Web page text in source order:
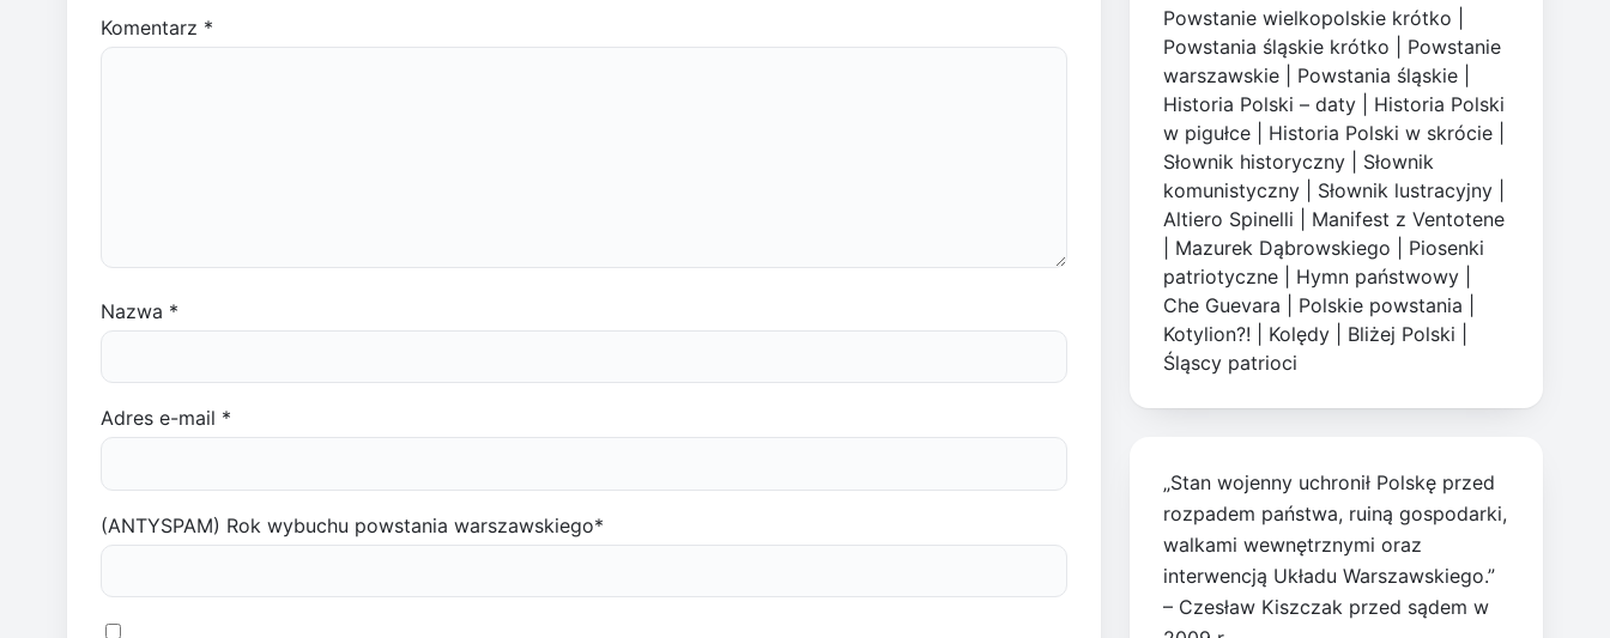
Komentarz *
Nazwa *
Adres e-mail *
(ANTYSPAM) Rok wybuchu powstania warszawskiego*
Powstanie wielkopolskie krótko
Powstania śląskie krótko
Powstanie
warszawskie
Powstania śląskie
Historia Polski – daty
Historia Polski
w pigułce
Historia Polski w skrócie
Słownik historyczny
Słownik
komunistyczny
Słownik lustracyjny
Altiero Spinelli
Manifest z Ventotene
Mazurek Dąbrowskiego
Piosenki
patriotyczne
Hymn państwowy
Che Guevara
Polskie powstania
Kotylion?!
Kolędy Bliżej Polski
Śląscy patrioci
„Stan wojenny uchronił Polskę przed
rozpadem państwa, ruiną gospodarki,
walkami wewnętrznymi oraz
interwencją Układu Warszawskiego.”
– Czesław Kiszczak przed sądem w